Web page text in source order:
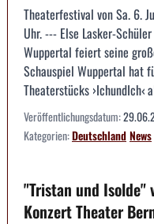
Theaterfestival von Sa. 6.
Uhr. --- Else Lasker-
Wuppertal feiert seine
Schauspiel Wuppertal hat
Theaterstücks ›IchundIch‹
Veröffentlichungsdatum:
Kategorien:DeutschlandNews
"Tristan und Isolde"
Konzert Theater